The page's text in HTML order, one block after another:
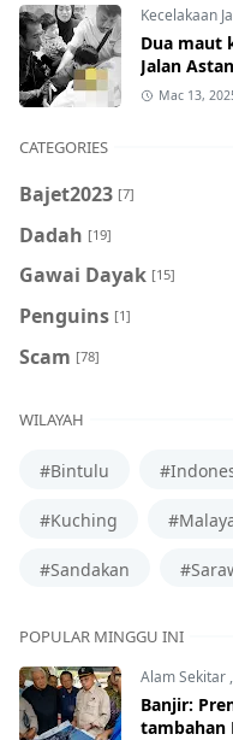
Kecelakaan
Dua maut
Jalan
Mac 13,
CATEGORIES
Bajet2023 [7]
Dadah [19]
Gawai Dayak [15]
Penguins [1]
Scam [78]
WILAYAH
#Bintulu
#Kuching
#Sandakan
POPULAR MINGGU INI
Alam Sekitar,
Banjir:
tambahan